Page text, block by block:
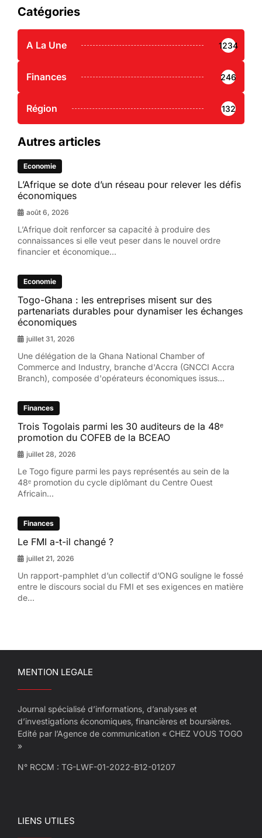
Catégories
A La Une 1234
Finances 246
Région 132
Autres articles
Economie
L’Afrique se dote d’un réseau pour relever les défis
économiques
août 6, 2026
L’Afrique doit renforcer sa capacité à produire des
connaissances si elle veut peser dans le nouvel ordre
financier et économique...
Economie
Togo-Ghana : les entreprises misent sur des
partenariats durables pour dynamiser les échanges
économiques
juillet 31, 2026
Une délégation de la Ghana National Chamber of
Commerce and Industry, branche d'Accra (GNCCI Accra
Branch), composée d'opérateurs économiques issus...
Finances
Trois Togolais parmi les 30 auditeurs de la 48ᵉ
promotion du COFEB de la BCEAO
juillet 28, 2026
Le Togo figure parmi les pays représentés au sein de la
48ᵉ promotion du cycle diplômant du Centre Ouest
Africain...
Finances
Le FMI a-t-il changé ?
juillet 21, 2026
Un rapport-pamphlet d’un collectif d’ONG souligne le fossé
entre le discours social du FMI et ses exigences en matière
de...
MENTION LEGALE
Journal spécialisé d’informations, d’analyses et
d’investigations économiques, financières et boursières.
Edité par l’Agence de communication « CHEZ VOUS TOGO
»
N° RCCM : TG-LWF-01-2022-B12-01207
LIENS UTILES